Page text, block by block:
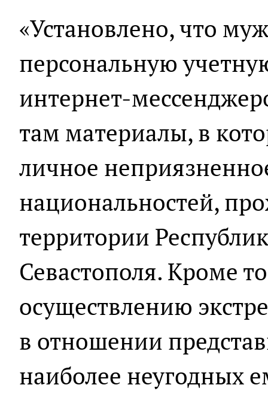
«Установлено, что
персональную
интернет-
там материалы, в
личное
национальностей,
территории
Севастополя. Кроме
осуществлению
в отношении
наиболее неугодных